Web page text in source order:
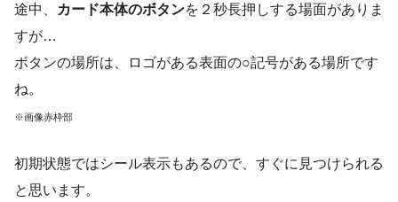
途中、 カード本体のボタンを２秒長押しする場面がありま
すが…
ボタンの場所は、ロゴがある表面の○記号がある場所です
ね。
※画像赤枠部
初期状態ではシール表示もあるので、すぐに見つけられる
と思います。